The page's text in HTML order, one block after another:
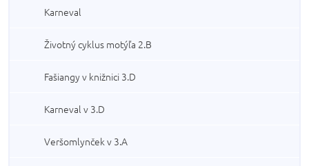
Karneval
Životný cyklus motýľa 2.B
Fašiangy v knižnici 3.D
Karneval v 3.D
Veršomlynček v 3.A